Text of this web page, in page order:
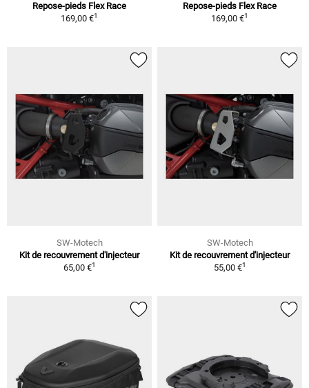
Repose-pieds Flex Race
169,00 €1
Repose-pieds Flex Race
169,00 €1
SW-Motech
Kit de recouvrement d'injecteur
65,00 €1
SW-Motech
Kit de recouvrement d'injecteur
55,00 €1